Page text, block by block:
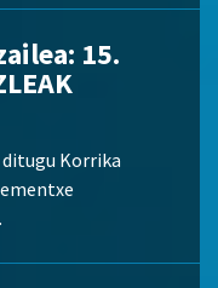
15.
Korrika